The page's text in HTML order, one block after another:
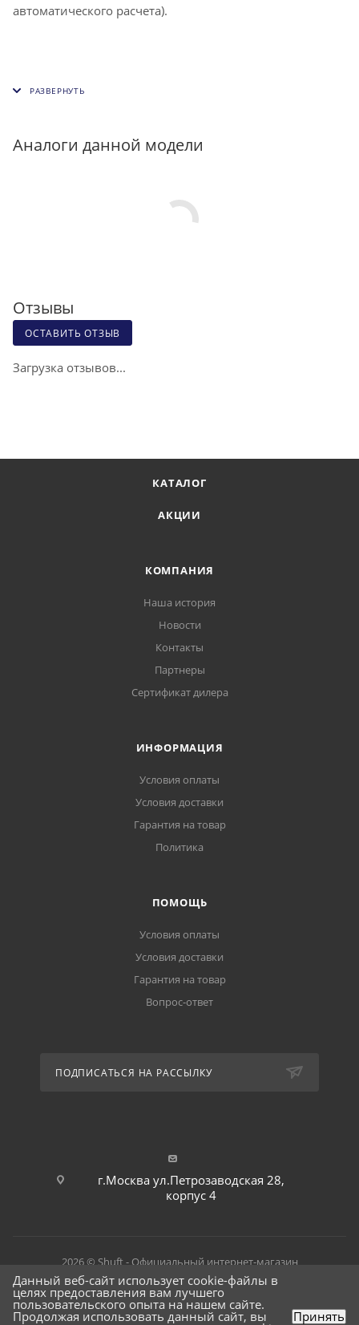
автоматического расчета).
Аналоги данной модели
Отзывы
ОСТАВИТЬ ОТЗЫВ
Загрузка отзывов...
КАТАЛОГ
АКЦИИ
КОМПАНИЯ
Наша история
Новости
Контакты
Партнеры
Сертификат дилера
ИНФОРМАЦИЯ
Условия оплаты
Условия доставки
Гарантия на товар
Политика
ПОМОЩЬ
Условия оплаты
Условия доставки
Гарантия на товар
Вопрос-ответ
ПОДПИСАТЬСЯ НА РАССЫЛКУ
г.Москва ул.Петрозаводская 28,
корпус 4
2026 © Shuft - Официальный интернет-магазин
Данный веб-сайт использует cookie-файлы в
целях предоставления вам лучшего
пользовательского опыта на нашем сайте.
Продолжая использовать данный сайт, вы Принять